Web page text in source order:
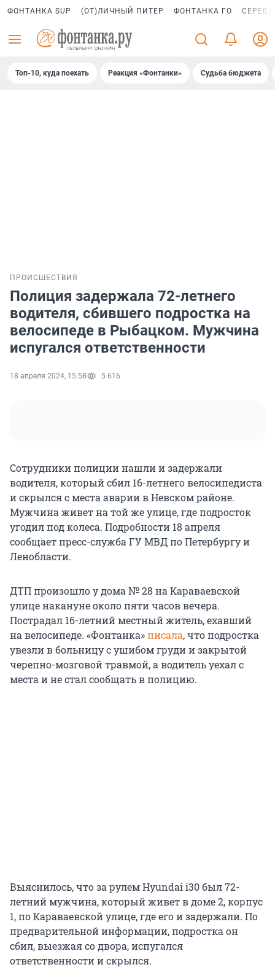
ФОНТАНКА SUP (ОТ)ЛИЧНЫЙ ПИТЕР ФОНТАНКА ГО
Топ-10, куда поехать Реакция «Фонтанки» Судьба бюджета
ПРОИСШЕСТВИЯ
Полиция задержала 72-летнего
водителя, сбившего подростка на
велосипеде в Рыбацком. Мужчина
испугался ответственности
18 апреля 2024, 15:58 5 616
Сотрудники полиции нашли и задержали
водителя, который сбил 16-летнего велосипедиста
и скрылся с места аварии в Невском районе.
Мужчина живет на той же улице, где подросток
угодил под колеса. Подробности 18 апреля
сообщает пресс-служба ГУ МВД по Петербургу и
Ленобласти.
ДТП произошло у дома № 28 на Караваевской
улице накануне около пяти часов вечера.
Пострадал 16-летний местный житель, ехавший
на велосипеде. «Фонтанка»писала, что подростка
увезли в больницу с ушибом груди и закрытой
черепно-мозговой травмой, а водитель уехал с
места и не стал сообщать в полицию.
Выяснилось, что за рулем Hyundai i30 был 72-
летний мужчина, который живет в доме 2, корпус
1, по Караваевской улице, где его и задержали. По
предварительной информации, подростка он
сбил, выезжая со двора, испугался
ответственности и скрылся.